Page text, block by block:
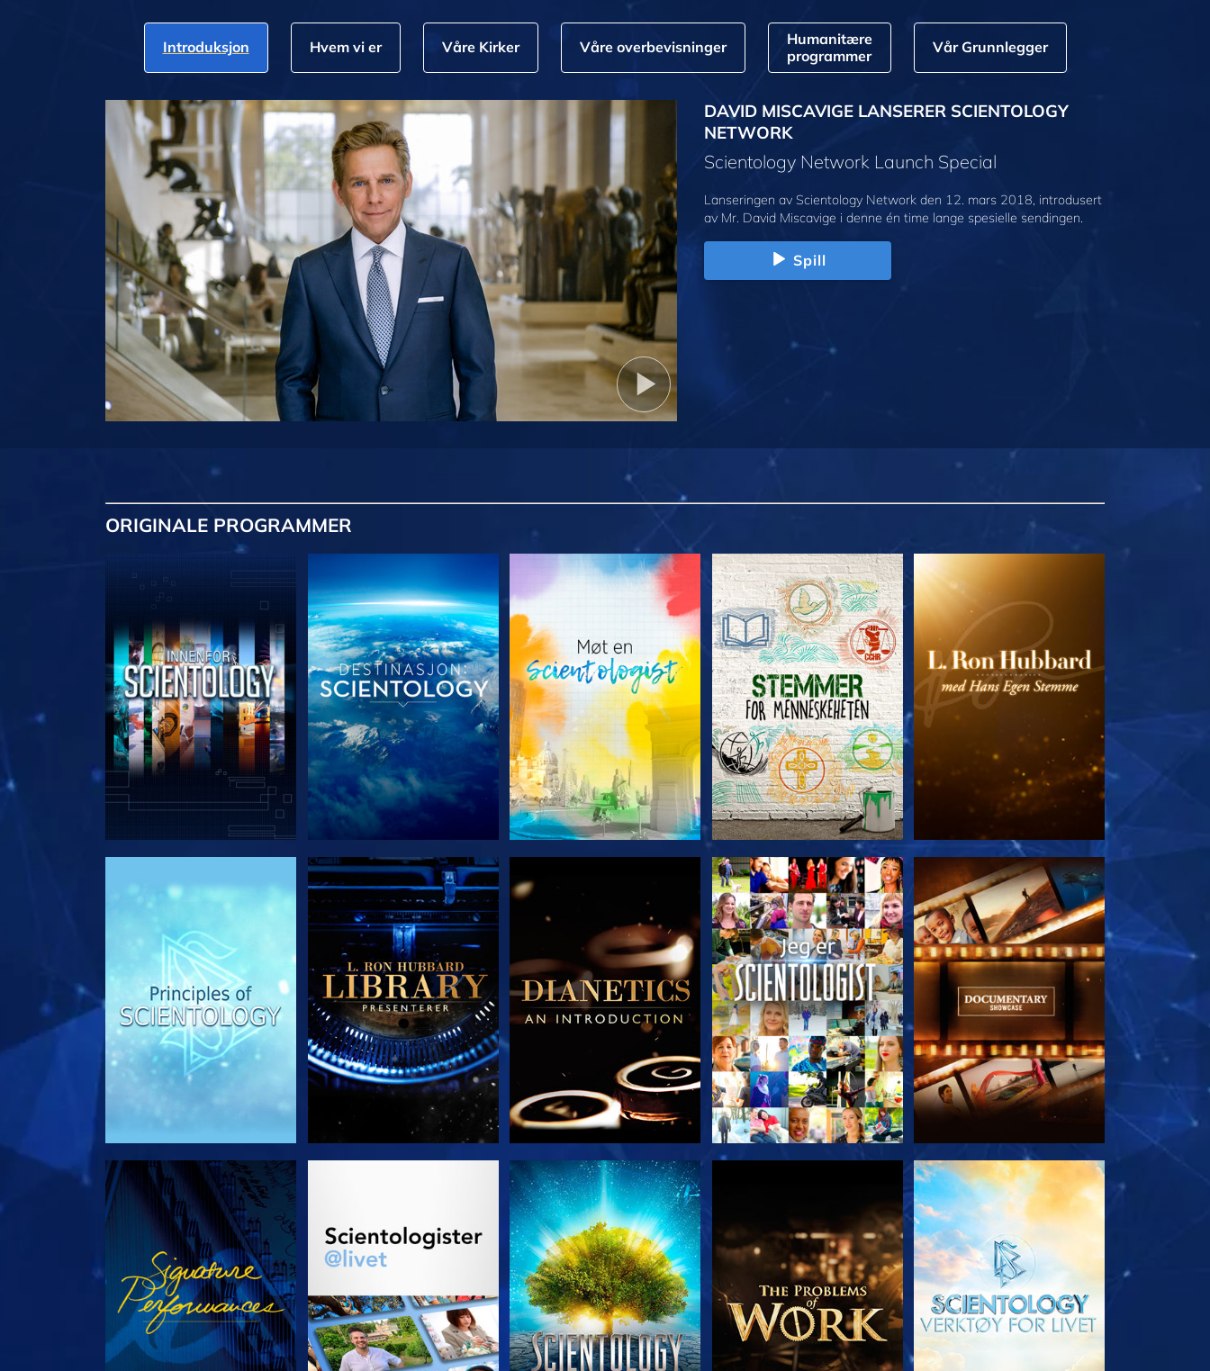
Introduksjon Hvem vi er Våre Kirker Våre overbevisninger
Humanitære
programmer
Vår Grunnlegger
DAVID MISCAVIGE LANSERER SCIENTOLOGY
NETWORK
Scientology Network Launch Special
Lanseringen av Scientology Network den 12. mars 2018, introdusert
av Mr. David Miscavige i denne én time lange spesielle sendingen.
Spill
ORIGINALE PROGRAMMER
UTFORSK SERIEN UTFORSK SERIEN UTFORSK SERIEN UTFORSK SERIEN UTFORSK SERIEN
SE UTFORSK SERIEN